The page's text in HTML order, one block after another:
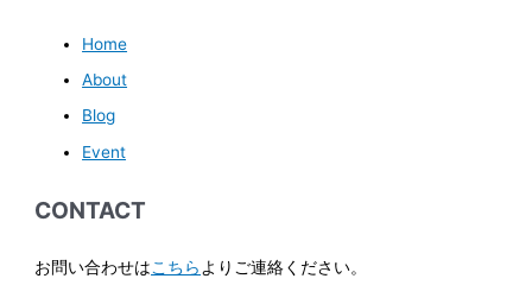
Home
About
Blog
Event
CONTACT
お問い合わせはこちら よりご連絡ください。